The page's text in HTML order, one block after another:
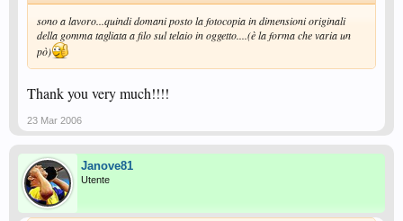
sono a lavoro...quindi domani posto la fotocopia in dimensioni originali
della gomma tagliata a filo sul telaio in oggetto....(è la forma che varia un
pò)
Thank you very much!!!!
23 Mar 2006
Janove81
Utente